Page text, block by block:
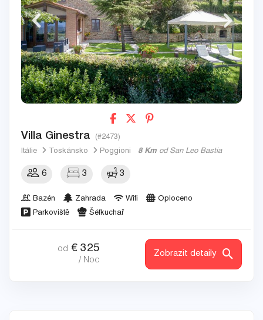
Villa Ginestra (#2473)
Itálie Toskánsko Poggioni 8 Km od San Leo Bastia
6 3 3
Bazén Zahrada Wifi
Oploceno
Parkoviště
Šéfkuchař
od € 325
/ Noc
Zobrazit detaily